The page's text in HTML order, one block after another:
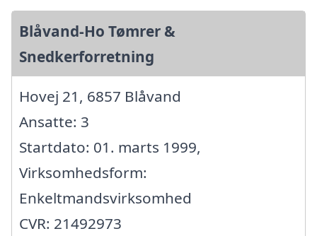
Blåvand-Ho Tømrer &
Snedkerforretning
Hovej 21, 6857 Blåvand
Ansatte: 3
Startdato: 01. marts 1999,
Virksomhedsform:
Enkeltmandsvirksomhed
CVR: 21492973